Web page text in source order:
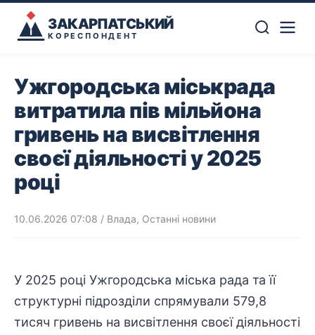
ЗАКАРПАТСЬКИЙ
КОРЕСПОНДЕНТ
Ужгородська міськрада
витратила пів мільйона
гривень на висвітлення
своєї діяльності у 2025
році
10.06.2026 07:08 / Влада, Останні новини
У 2025 році Ужгородська міська рада та її
структурні підрозділи спрямували 579,8
тисяч гривень на висвітлення своєї діяльності